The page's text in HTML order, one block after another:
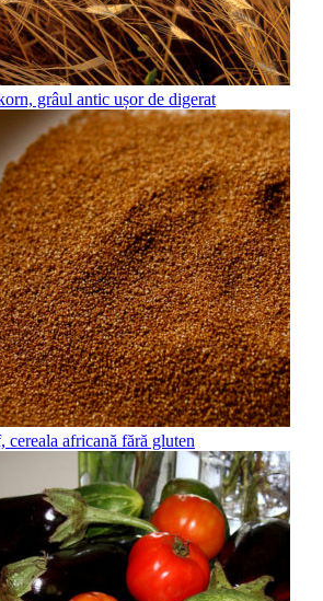
grâul antic ușor de digerat
cereala africană fără gluten